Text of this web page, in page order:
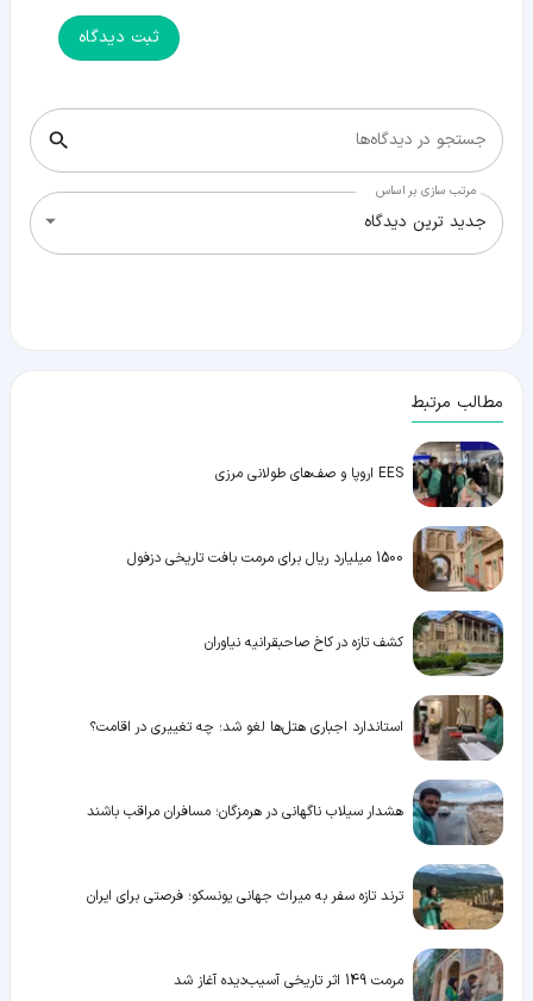
ثبت دیدگاه
جستجو در دیدگاه‌ها
مرتب سازی بر اساس
جدید ترین دیدگاه
مطالب مرتبط
EES اروپا و صف‌های طولانی مرزی
1500 میلیارد ریال برای مرمت بافت تاریخی دزفول
کشف تازه در کاخ صاحبقرانیه نیاوران
استاندارد اجباری هتل‌ها لغو شد؛ چه تغییری در اقامت؟
هشدار سیلاب ناگهانی در هرمزگان؛ مسافران مراقب باشند
ترند تازه سفر به میراث جهانی یونسکو؛ فرصتی برای ایران
مرمت 149 اثر تاریخی آسیب‌دیده آغاز شد